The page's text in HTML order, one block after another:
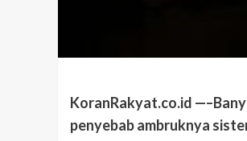
KoranRakyat.co.id
penyebab ambruknya